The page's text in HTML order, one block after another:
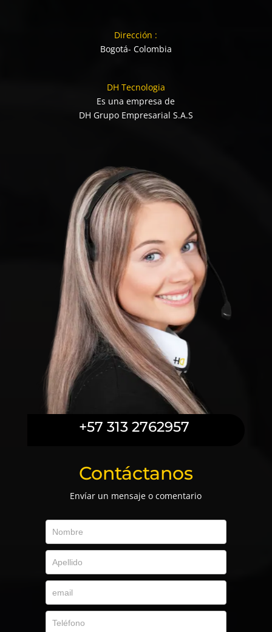
Dirección :
Bogotá- Colombia
DH Tecnologia
Es una empresa de
DH Grupo Empresarial S.A.S
+57 313 2762957
Contáctanos
Envíar un mensaje o comentario